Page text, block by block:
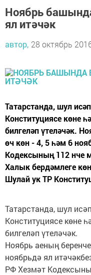
Ноябрь
ял итәчәк
автор, 28 октябрь
Татарстанда, шул
Конституциясе көне
билгеләп үтеләчәк.
өч көн - 4, 5 һәм 6
Кодексының 112 нче
Халык бердәмлеге
Шулай ук ТР
Татарстанда, шул
Конституциясе көне
билгеләп үтеләчәк.
Ноябрь аеның
ноябрьдә ял
РФ Хезмәт